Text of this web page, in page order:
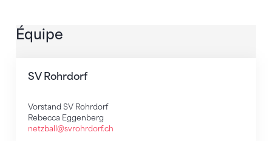
Équipe
SV Rohrdorf
Vorstand SV Rohrdorf
Rebecca Eggenberg
netzball@svrohrdorf.ch